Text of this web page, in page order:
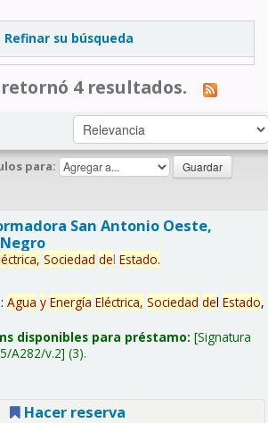
Refinar su búsqueda
4 resultados.
para:
San Antonio Oeste,
Sociedad del Estado.
Agua y Energía Eléctrica, Sociedad del Estado,
disponibles para préstamo: Signatura
A282/v.2 (3).
Hacer reserva